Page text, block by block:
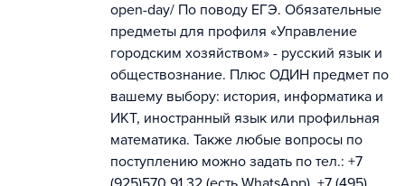
open-day/ По поводу ЕГЭ. Обязательные
предметы для профиля «Управление
городским хозяйством» - русский язык и
обществознание. Плюс ОДИН предмет по
вашему выбору: история, информатика и
ИКТ, иностранный язык или профильная
математика. Также любые вопросы по
поступлению можно задать по тел.: +7